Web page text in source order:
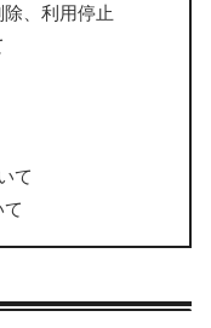
、利用停止
て